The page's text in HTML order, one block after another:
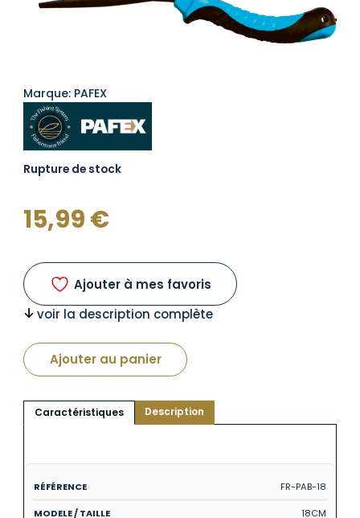
Marque: PAFEX
Rupture de stock
15,99€
Ajouter à mes favoris
voir la description complète
Ajouter au panier
Caractéristiques Description
FR-PAB-18
18CM